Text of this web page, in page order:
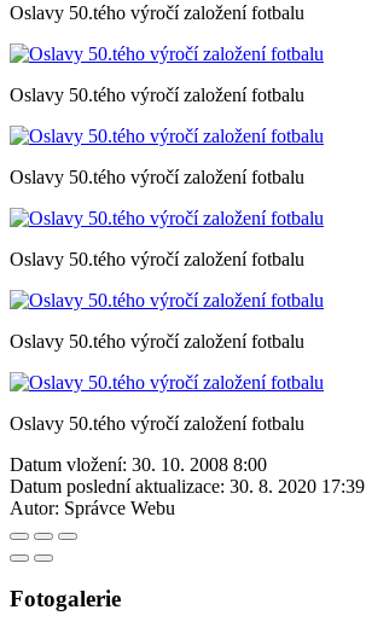
Oslavy 50.tého výročí založení fotbalu
Oslavy 50.tého výročí založení fotbalu
Oslavy 50.tého výročí založení fotbalu
Oslavy 50.tého výročí založení fotbalu
Oslavy 50.tého výročí založení fotbalu
Oslavy 50.tého výročí založení fotbalu
Datum vložení: 30. 10. 2008 8:00
Datum poslední aktualizace: 30. 8. 2020 17:39
Autor: Správce Webu
Fotogalerie